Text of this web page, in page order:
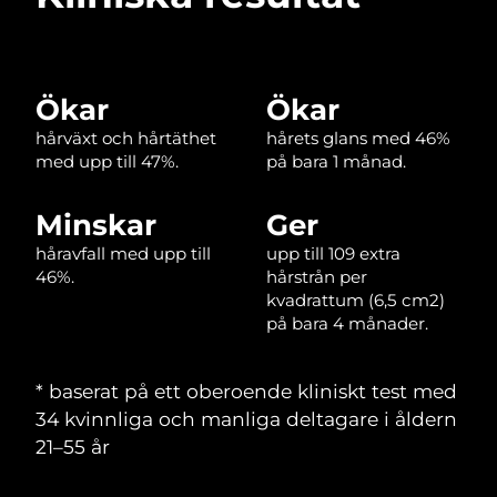
Ökar
hårväxt och hårtäthet
med upp till 47%.
Ökar
hårets glans med 46%
på bara 1 månad.
Minskar
håravfall med upp till
46%.
Ger
upp till 109 extra
hårstrån per
kvadrattum (6,5 cm2)
på bara 4 månader.
‌* baserat på ett oberoende kliniskt test med
34 kvinnliga och manliga deltagare i åldern
21–55 år
Malaysia Förväntad leverans
Malta Förväntad leverans
Mexiko
Monaco Förväntad leverans
Förväntad leverans8/8/26
Norge Förväntad leverans8/8/26